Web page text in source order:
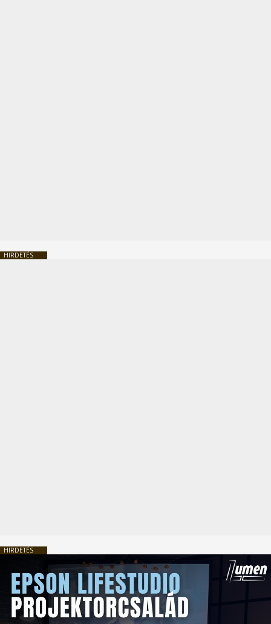
HIRDETÉS
HIRDETÉS